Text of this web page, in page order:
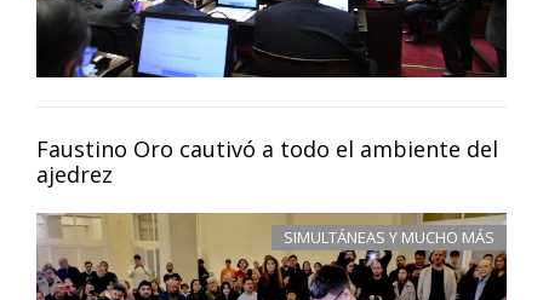
Faustino Oro cautivó a todo el ambiente del
ajedrez
SIMULTÁNEAS Y MUCHO MÁS